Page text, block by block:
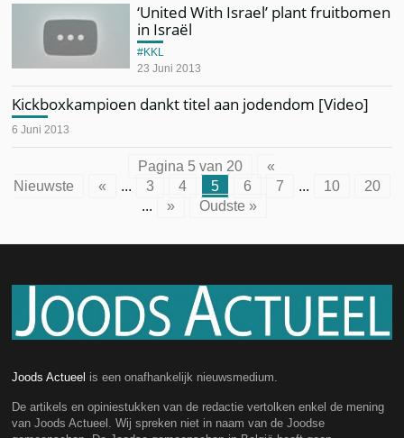
‘United With Israel’ plant fruitbomen
in Israël
23 Juni 2013
KKL
Kickboxkampioen dankt titel aan jodendom [Video]
6 Juni 2013
Pagina 5 van 20
«
Nieuwste
« ... 3 4 5 6 7 ... 10
20
...
» Oudste »
Joods Actueel is een onafhankelijk nieuwsmedium.
De artikels en opiniestukken van de redactie vertolken enkel de mening
van Joods Actueel. Wij spreken niet in naam van de Joodse